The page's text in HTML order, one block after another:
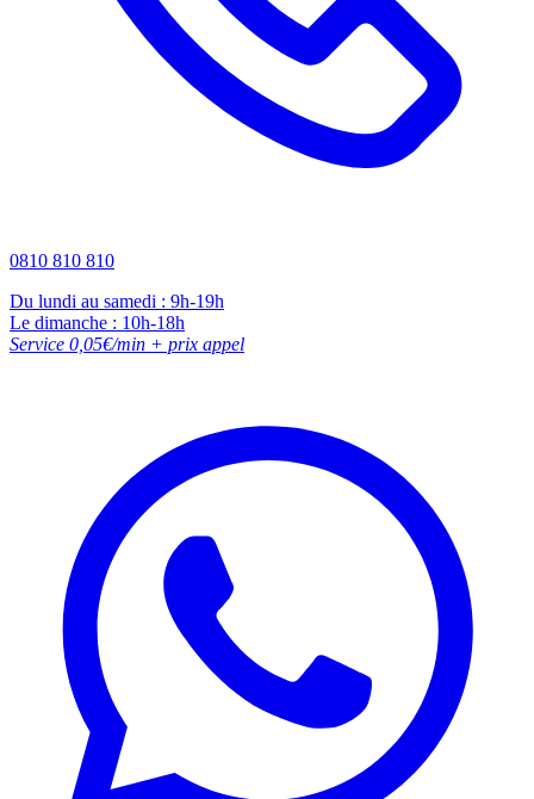
0810 810 810
Du lundi au samedi : 9h-19h
Le dimanche : 10h-18h
Service 0,05€/min + prix appel